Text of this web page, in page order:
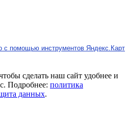
с помощью инструментов Яндекс.Карт
сделать наш сайт удобнее и
Подробнее: политика
данных.